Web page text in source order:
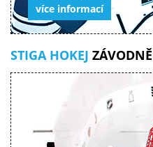
více informací
STIGA HOKEJ ZÁVODNĚ